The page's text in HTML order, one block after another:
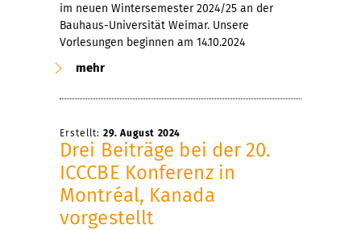
im neuen Wintersemester 2024/25 an der
Bauhaus-Universität Weimar. Unsere
Vorlesungen beginnen am 14.10.2024
mehr
Erstellt: 29. August 2024
Drei Beiträge bei der 20.
ICCCBE Konferenz in
Montréal, Kanada
vorgestellt